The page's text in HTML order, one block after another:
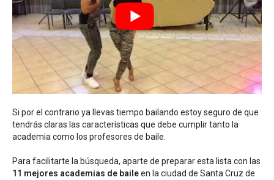
Si por el contrario ya llevas tiempo bailando estoy seguro de que
tendrás claras las características que debe cumplir tanto la
academia como los profesores de baile.
Para facilitarte la búsqueda, aparte de preparar esta lista con las
11 mejores academias de baileen la ciudad de Santa Cruz de